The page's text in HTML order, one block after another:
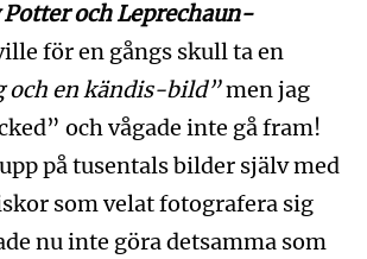
och Leprechaun-
för en gångs skull ta en
och en kändis-bild”men jag
och vågade inte gå fram!
på tusentals bilder själv med
som velat fotografera sig
nu inte göra detsamma som